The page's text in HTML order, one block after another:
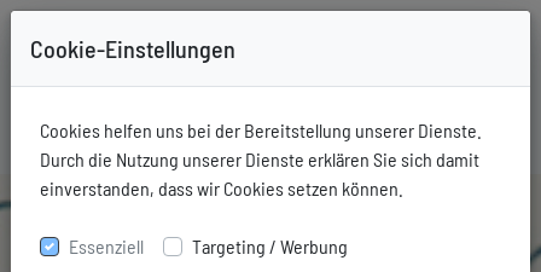
+49-731-76006 Mitglieder Login
Cookie-Einstellungen
Cookies helfen uns bei der Bereitstellung unserer Dienste.
Durch die Nutzung unserer Dienste erklären Sie sich damit
einverstanden, dass wir Cookies setzen können.
Essenziell Targeting / Werbung